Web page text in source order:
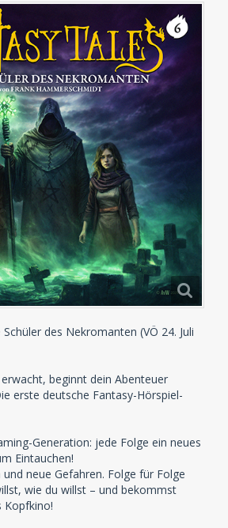
des Nekromanten (VÖ 24. Juli
beginnt dein Abenteuer
erste deutsche Fantasy-Hörspiel-
Generation: jede Folge ein neues
Eintauchen!
neue Gefahren. Folge für Folge
wie du willst – und bekommst
Kopfkino!